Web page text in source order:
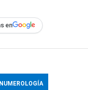
en
NUMEROLOGÍA